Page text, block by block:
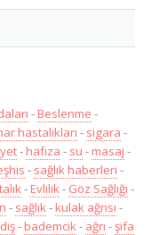
-Beslenme -
hastalıkları - sigara -
-hafıza - su -masaj -
- sağlık haberleri -
-Evlilik- Göz Sağlığı -
- sağlık-kulak ağrısı -
diş-bademcik- ağrı -şifa